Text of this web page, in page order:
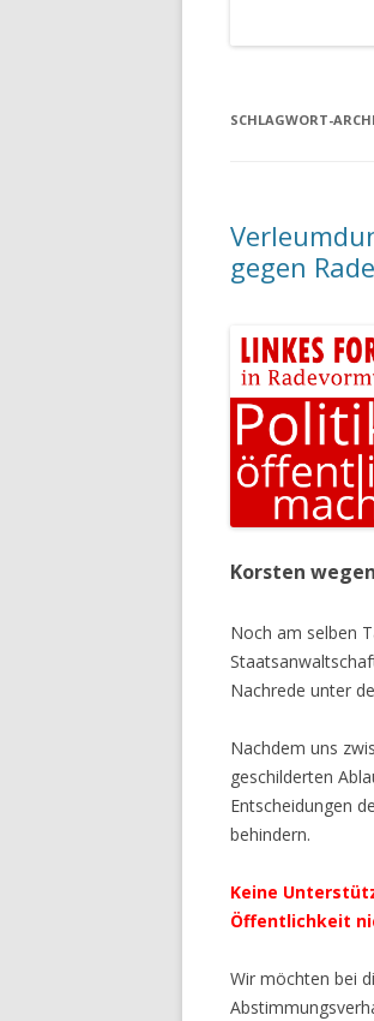
SCHLAGWORT-
gegen
Korsten
Noch am selben
Nachrede unter
Nachdem uns
geschilderten
Entscheidungen
behindern.
Keine
Öffentlichkeit
Wir möchten bei